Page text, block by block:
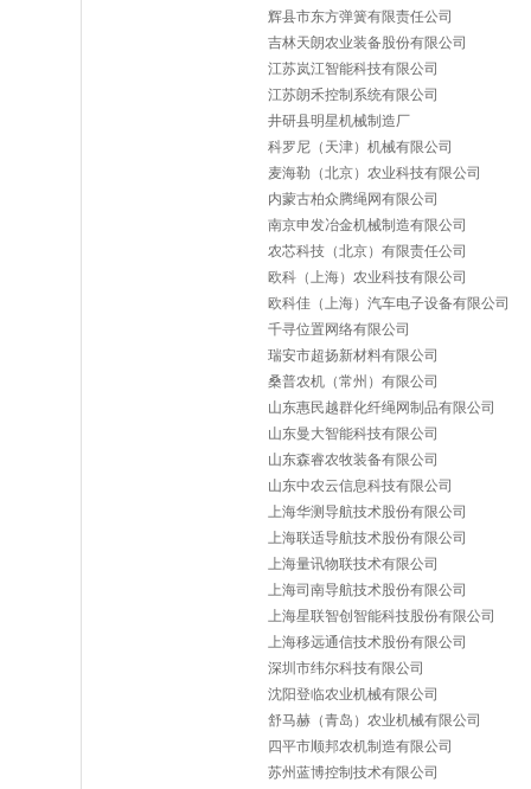
辉县市东方弹簧有限责任公司
吉林天朗农业装备股份有限公司
江苏岚江智能科技有限公司
江苏朗禾控制系统有限公司
井研县明星机械制造厂
科罗尼（天津）机械有限公司
麦海勒（北京）农业科技有限公司
内蒙古柏众腾绳网有限公司
南京申发冶金机械制造有限公司
农芯科技（北京）有限责任公司
欧科（上海）农业科技有限公司
欧科佳（上海）汽车电子设备有限公司
千寻位置网络有限公司
瑞安市超扬新材料有限公司
桑普农机（常州）有限公司
山东惠民越群化纤绳网制品有限公司
山东曼大智能科技有限公司
山东森睿农牧装备有限公司
山东中农云信息科技有限公司
上海华测导航技术股份有限公司
上海联适导航技术股份有限公司
上海量讯物联技术有限公司
上海司南导航技术股份有限公司
上海星联智创智能科技股份有限公司
上海移远通信技术股份有限公司
深圳市纬尔科技有限公司
沈阳登临农业机械有限公司
舒马赫（青岛）农业机械有限公司
四平市顺邦农机制造有限公司
苏州蓝博控制技术有限公司